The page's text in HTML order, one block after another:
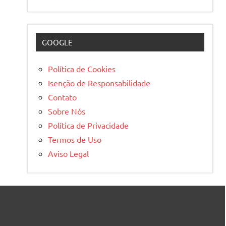
GOOGLE
Política de Cookies
Isenção de Responsabilidade
Contato
Sobre Nós
Política de Privacidade
Termos de Uso
Aviso Legal